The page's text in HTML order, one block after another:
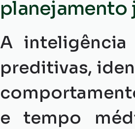
planejamento
A
preditivas,
e tempo